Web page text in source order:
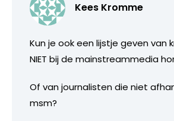
Kees Kromme
Kun je ook een lijstje geven van
NIET bij de mainstreammedia
Of van journalisten die niet
msm?